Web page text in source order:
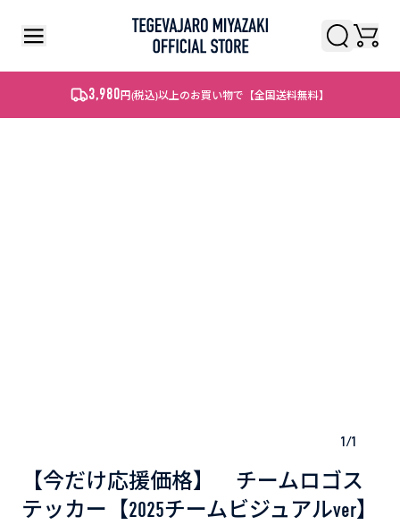
検索
3,980 円(税込)以上のお買い物で【全国送料無料】
1/1
【今だけ応援価格】 チームロゴス
テッカー【2025チームビジュアルver】